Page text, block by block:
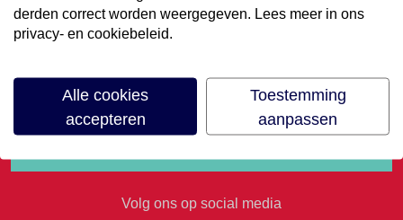
Meld je aan voor onze nieuwsbrief
Volg ons op social media
derden correct worden weergegeven. Lees meer in ons
privacy- en cookiebeleid.
Alle cookies
accepteren
Toestemming
aanpassen